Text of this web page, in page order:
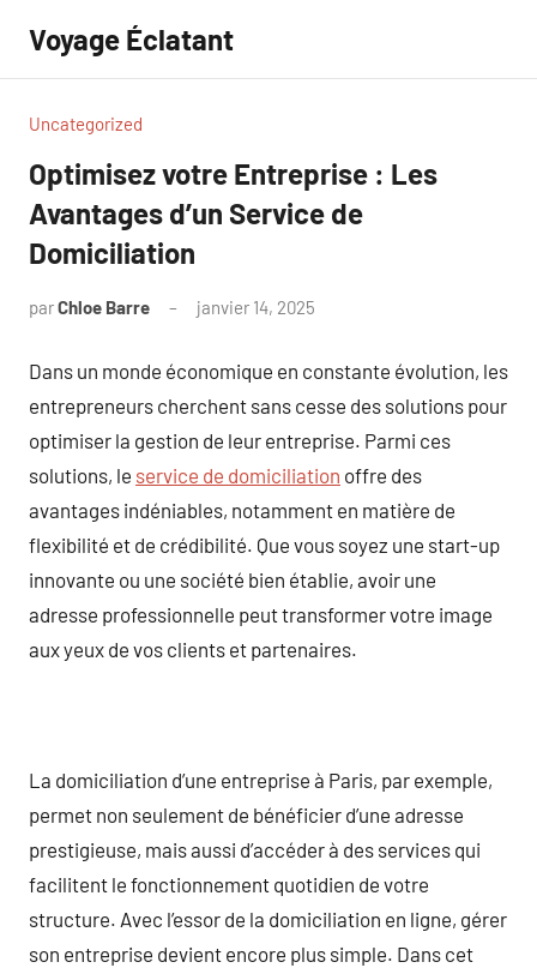
contenu
Voyage Éclatant
Uncategorized
Optimisez votre Entreprise : Les
Avantages d’un Service de
Domiciliation
parChloe Barre janvier 14, 2025
Dans un monde économique en constante évolution, les
entrepreneurs cherchent sans cesse des solutions pour
optimiser la gestion de leur entreprise. Parmi ces
solutions, le service de domiciliation offre des
avantages indéniables, notamment en matière de
flexibilité et de crédibilité. Que vous soyez une start-up
innovante ou une société bien établie, avoir une
adresse professionnelle peut transformer votre image
aux yeux de vos clients et partenaires.
La domiciliation d’une entreprise à Paris, par exemple,
permet non seulement de bénéficier d’une adresse
prestigieuse, mais aussi d’accéder à des services qui
facilitent le fonctionnement quotidien de votre
structure. Avec l’essor de la domiciliation en ligne, gérer
son entreprise devient encore plus simple. Dans cet